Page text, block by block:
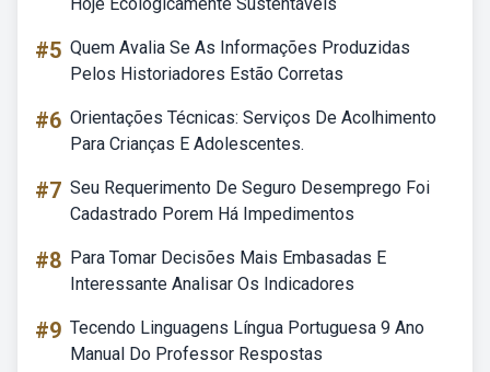
#5 Quem Avalia Se As Informações Produzidas
Pelos Historiadores Estão Corretas
#6 Orientações Técnicas: Serviços De Acolhimento
Para Crianças E Adolescentes.
#7 Seu Requerimento De Seguro Desemprego Foi
Cadastrado Porem Há Impedimentos
#8 Para Tomar Decisões Mais Embasadas E
Interessante Analisar Os Indicadores
#9 Tecendo Linguagens Língua Portuguesa 9 Ano
Manual Do Professor Respostas